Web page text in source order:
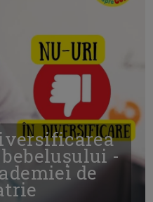
-
de